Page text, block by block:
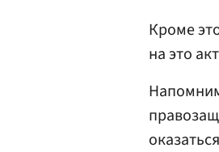
Кроме
на это